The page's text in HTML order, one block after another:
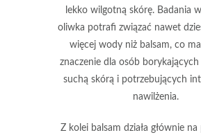
lekko wilgotną skórę. Badania
oliwka potrafi związać nawet
więcej wody niż balsam, co
znaczenie dla osób borykających
suchą skórą i potrzebujących
nawilżenia.
Z kolei balsam działa głównie